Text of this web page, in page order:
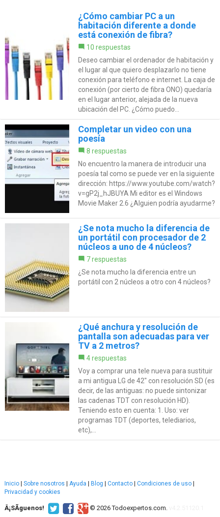
¿Cómo cambiar PC a un
habitación diferente a donde
está conexión de fibra?
10 respuestas
Deseo cambiar el ordenador de habitación y
el lugar al que quiero desplazarlo no tiene
conexión para teléfono e internet. La caja de
conexión (por cierto de fibra ONO) quedaría
en el lugar anterior, alejada de la nueva
ubicación del PC. ¿Cómo puedo...
Completar un video con una
poesía
8 respuestas
No encuentro la manera de introducir una
poesía tal como se puede ver en la siguiente
dirección: https://www.youtube.com/watch?
v=gP2j_hJBUYA Mi editor es el Windows
Movie Maker 2.6 ¿Alguien podría ayudarme?
¿Se nota mucho la diferencia de
un portátil con procesador de 2
núcleos a uno de 4 núcleos?
7 respuestas
¿Se nota mucho la diferencia entre un
portátil con 2 núcleos a otro con 4 núcleos?
¿Qué anchura y resolución de
pantalla son adecuadas para ver
TV a 2 metros?
4 respuestas
Voy a comprar una tele nueva para sustituir
a mi antigua LG de 42" con resolución SD (es
decir, de las antiguas: no puede sintonizar
las cadenas TDT con resolución HD).
Teniendo esto en cuenta: 1. Uso: ver
programas TDT (deportes, telediarios,
etc),...
Inicio Sobre nosotros Ayuda Blog Contacto Condiciones de uso
Privacidad y cookies
Â¡SÃ­guenos! © 2026 Todoexpertos.com.